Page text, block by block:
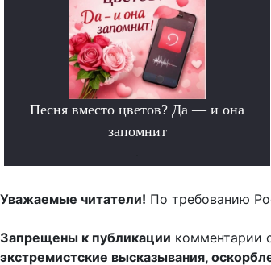
Песня вместо цветов? Да — и она
запомнит
Уважаемые читатели! По требованию
Запрещены к публикации комментарии
экстремистские высказывания,